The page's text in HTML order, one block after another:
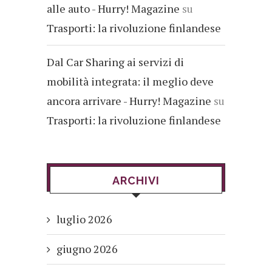
alle auto - Hurry! Magazine su
Trasporti: la rivoluzione finlandese
Dal Car Sharing ai servizi di
mobilità integrata: il meglio deve
ancora arrivare - Hurry! Magazine su
Trasporti: la rivoluzione finlandese
ARCHIVI
luglio 2026
giugno 2026